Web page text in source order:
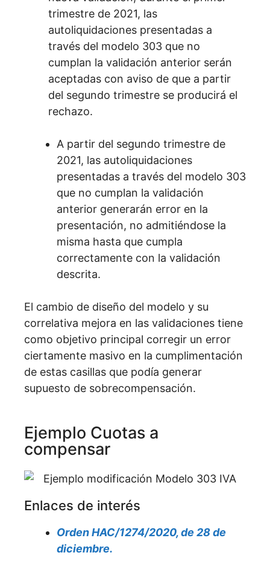
trimestre de 2021, las
autoliquidaciones presentadas a
través del modelo 303 que no
cumplan la validación anterior serán
aceptadas con aviso de que a partir
del segundo trimestre se producirá el
rechazo.
A partir del segundo trimestre de
2021, las autoliquidaciones
presentadas a través del modelo 303
que no cumplan la validación
anterior generarán error en la
presentación, no admitiéndose la
misma hasta que cumpla
correctamente con la validación
descrita.
El cambio de diseño del modelo y su
correlativa mejora en las validaciones tiene
como objetivo principal corregir un error
ciertamente masivo en la cumplimentación
de estas casillas que podía generar
supuesto de sobrecompensación.
Ejemplo Cuotas a
compensar
Enlaces de interés
Orden HAC/1274/2020, de 28 de
diciembre.